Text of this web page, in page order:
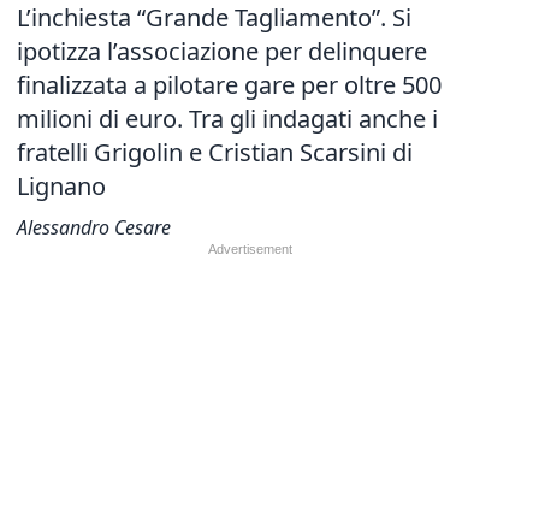
L’inchiesta “Grande Tagliamento”. Si
ipotizza l’associazione per delinquere
finalizzata a pilotare gare per oltre 500
milioni di euro. Tra gli indagati anche i
fratelli Grigolin e Cristian Scarsini di
Lignano
Alessandro Cesare